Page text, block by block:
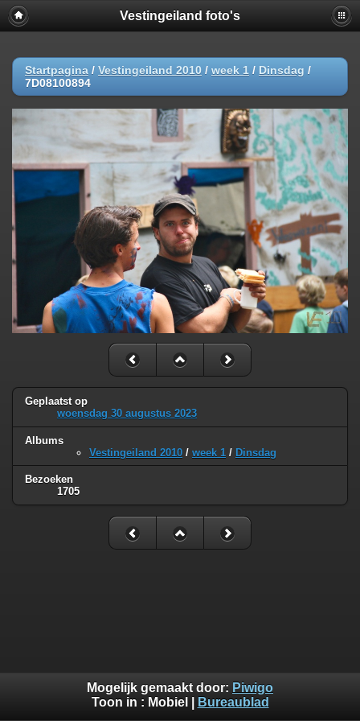
Vestingeiland foto's
Startpagina / Vestingeiland 2010 / week 1 / Dinsdag /
7D08100894
Geplaatst op
woensdag 30 augustus 2023
Albums
Vestingeiland 2010 / week 1 / Dinsdag
Bezoeken
1705
Mogelijk gemaakt door: Piwigo
Toon in : Mobiel Bureaublad